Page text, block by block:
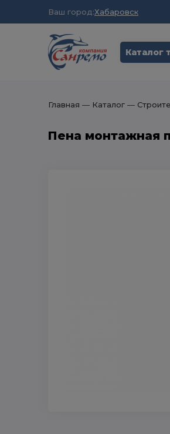
Ваш город:Хабаровск
Каталог
Главная ― Каталог ―
Пена монтажная